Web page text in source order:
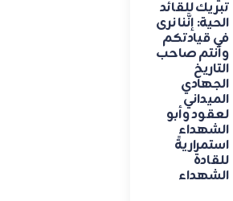
تبريك للقائد
الحية: إنَّنا نرى
في قيادتكم
وأنتم صاحب
التاريخ
الجهادي
الميداني
لعقود وأبو
الشهداء
استمراريةً
للقادة
الشهداء